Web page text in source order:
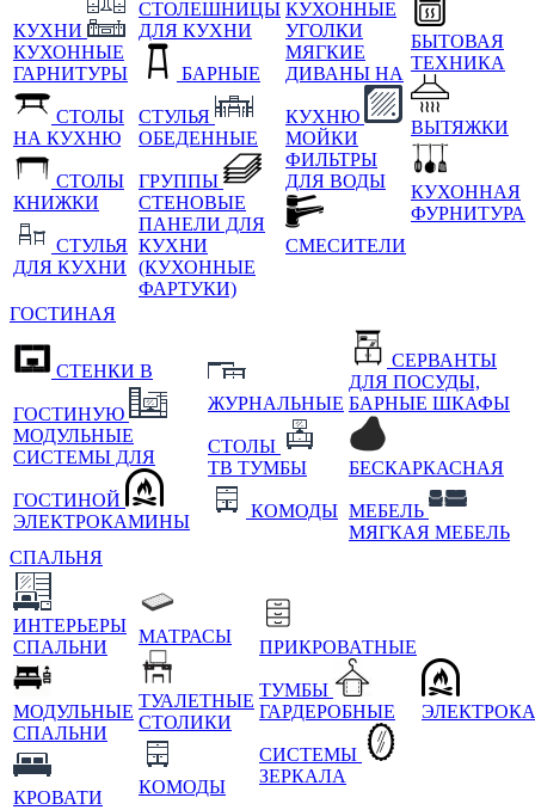
КУХНИ
КУХОННЫЕ
ГАРНИТУРЫ
СТОЛЫ
НА КУХНЮ
СТОЛЫ
КНИЖКИ
СТУЛЬЯ
ДЛЯ КУХНИ
СТОЛЕШНИЦЫ
ДЛЯ КУХНИ
БАРНЫЕ
СТУЛЬЯ
ОБЕДЕННЫЕ
ГРУППЫ
СТЕНОВЫЕ
ПАНЕЛИ ДЛЯ
КУХНИ
(КУХОННЫЕ
ФАРТУКИ)
КУХОННЫЕ
УГОЛКИ
МЯГКИЕ
ДИВАНЫ НА
КУХНЮ
МОЙКИ
ФИЛЬТРЫ
ДЛЯ ВОДЫ
СМЕСИТЕЛИ
БЫТОВАЯ
ТЕХНИКА
ВЫТЯЖКИ
КУХОННАЯ
ФУРНИТУРА
ГОСТИНАЯ
СТЕНКИ В
ГОСТИНУЮ
МОДУЛЬНЫЕ
СИСТЕМЫ ДЛЯ
ГОСТИНОЙ
ЭЛЕКТРОКАМИНЫ
ЖУРНАЛЬНЫЕ
СТОЛЫ
ТВ ТУМБЫ
КОМОДЫ
СЕРВАНТЫ
ДЛЯ ПОСУДЫ,
БАРНЫЕ ШКАФЫ
БЕСКАРКАСНАЯ
МЕБЕЛЬ
МЯГКАЯ МЕБЕЛЬ
СПАЛЬНЯ
ИНТЕРЬЕРЫ
СПАЛЬНИ
МОДУЛЬНЫЕ
СПАЛЬНИ
КРОВАТИ
МАТРАСЫ
ТУАЛЕТНЫЕ
СТОЛИКИ
КОМОДЫ
ПРИКРОВАТНЫЕ
ТУМБЫ
ГАРДЕРОБНЫЕ
СИСТЕМЫ
ЗЕРКАЛА